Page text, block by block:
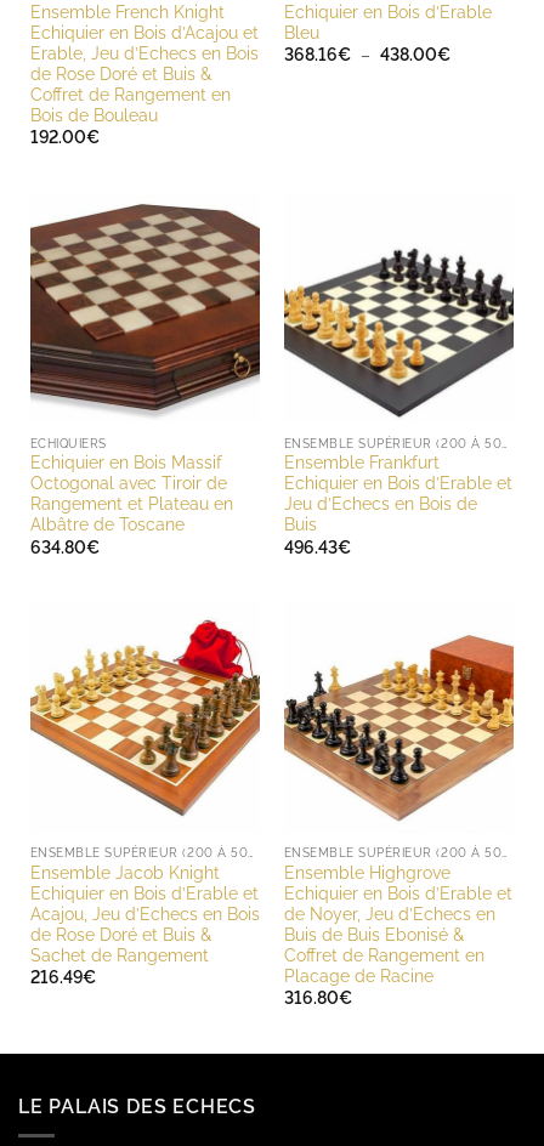
Ensemble French Knight
Echiquier en Bois d’Acajou et
Erable, Jeu d’Echecs en Bois
de Rose Doré et Buis &
Coffret de Rangement en
Bois de Bouleau
192.00€
Echiquier en Bois d’Erable
Bleu
368.16€ – 438.00€Plage
ECHIQUIERS
Echiquier en Bois Massif
Octogonal avec Tiroir de
Rangement et Plateau en
Albâtre de Toscane
634.80€
Ensemble Frankfurt
Echiquier en Bois d’Erable et
Jeu d’Echecs en Bois de
Buis
496.43€
Ensemble Jacob Knight
Echiquier en Bois d’Erable et
Acajou, Jeu d’Echecs en Bois
de Rose Doré et Buis &
Sachet de Rangement
216.49€
Ensemble Highgrove
Echiquier en Bois d’Erable et
de Noyer, Jeu d’Echecs en
Buis de Buis Ebonisé &
Coffret de Rangement en
Placage de Racine
316.80€
LE PALAIS DES ECHECS